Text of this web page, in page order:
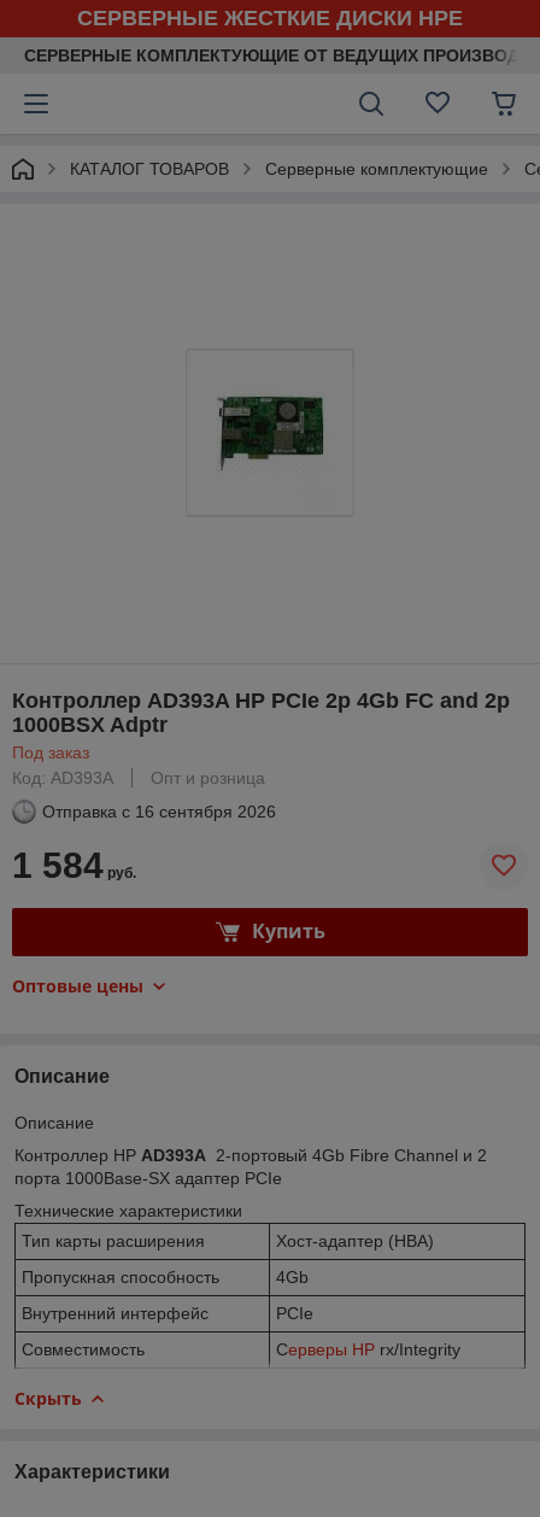
СЕРВЕРНЫЕ ЖЕСТКИЕ ДИСКИ HPE
СЕРВЕРНЫЕ КОМПЛЕКТУЮЩИЕ ОТ ВЕДУЩИХ
КАТАЛОГ ТОВАРОВ Серверные комплектующие
Контроллер AD393A HP PCIe 2p 4Gb FC and 2p
1000BSX Adptr
Под заказ
Код: AD393A
Опт и розница
Отправка с 16 сентября 2026
1 584 руб.
Купить
Оптовые цены
Описание
Описание
Контроллер HP AD393A 2-портовый 4Gb Fibre Channel и 2
порта 1000Base-SX адаптер PCIe
Технические характеристики
Тип карты расширения
Хост-адаптер (HBA)
Пропускная способность
4Gb
Внутренний интерфейс
PCIe
Совместимость
Серверы HP rx/Integrity
Скрыть
Характеристики